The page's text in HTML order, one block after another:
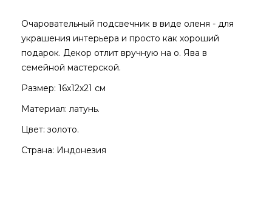
Очаровательный подсвечник в виде оленя - для
украшения интерьера и просто как хороший
подарок. Декор отлит вручную на о. Ява в
семейной мастерской.
Размер: 16х12х21 см
Материал: латунь.
Цвет: золото.
Страна: Индонезия